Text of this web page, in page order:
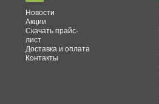
Новости
Акции
Скачать прайс-
лист
Доставка и оплата
Контакты